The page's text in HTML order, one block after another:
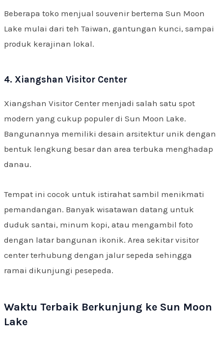
Beberapa toko menjual souvenir bertema Sun Moon
Lake mulai dari teh Taiwan, gantungan kunci, sampai
produk kerajinan lokal.
4. Xiangshan Visitor Center
Xiangshan Visitor Center menjadi salah satu spot
modern yang cukup populer di Sun Moon Lake.
Bangunannya memiliki desain arsitektur unik dengan
bentuk lengkung besar dan area terbuka menghadap
danau.
Tempat ini cocok untuk istirahat sambil menikmati
pemandangan. Banyak wisatawan datang untuk
duduk santai, minum kopi, atau mengambil foto
dengan latar bangunan ikonik. Area sekitar visitor
center terhubung dengan jalur sepeda sehingga
ramai dikunjungi pesepeda.
Waktu Terbaik Berkunjung ke Sun Moon
Lake